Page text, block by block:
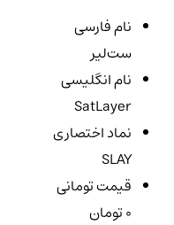
نام فارسی
ست‌لیر
نام انگلیسی
SatLayer
نماد اختصاری
SLAY
قیمت تومانی